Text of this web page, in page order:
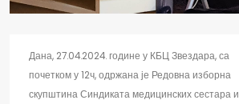
Дана, 27.04.2024. године у КБЦ Звездара, са
почетком у 12ч, одржана је Редовна изборна
скупштина Синдиката медицинских сестара и